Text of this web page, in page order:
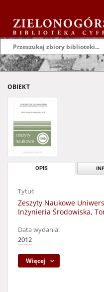
OBIEKT
OPIS
Tytuł:
Zeszyty Naukowe
Inżynieria Środowiska,
Data wydania:
2012
Więcej